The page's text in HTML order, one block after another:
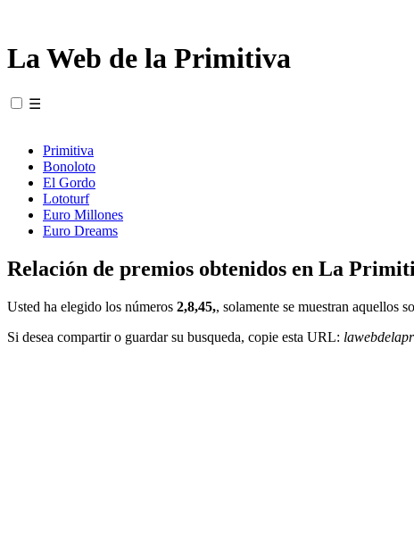
La Web de la Primitiva
☰
Primitiva
Bonoloto
El Gordo
Lototurf
Euro Millones
Euro Dreams
Relación de premios obtenidos en La
Usted ha elegido los números 2,8,45,, solamente se muestran aquellos
Si desea compartir o guardar su busqueda, copie esta URL: